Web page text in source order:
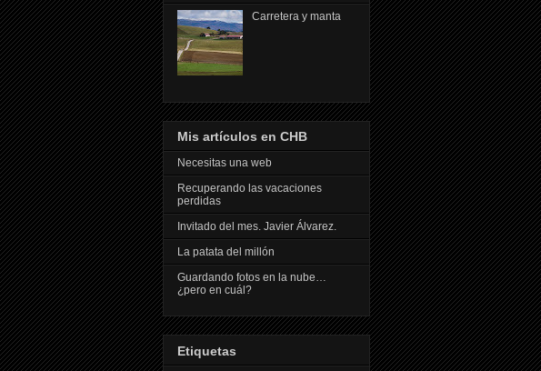
Carretera y manta
Mis artículos en CHB
Necesitas una web
Recuperando las vacaciones
perdidas
Invitado del mes. Javier Álvarez.
La patata del millón
Guardando fotos en la nube…
¿pero en cuál?
Etiquetas